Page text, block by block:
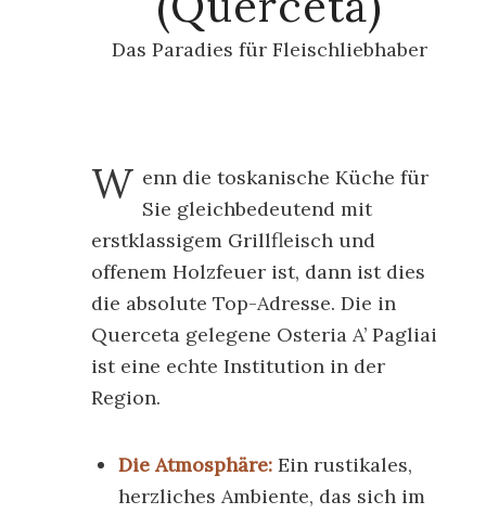
Das Paradies für Fleischliebhaber
W enn die toskanische Küche für
Sie gleichbedeutend mit
erstklassigem Grillfleisch und
offenem Holzfeuer ist, dann ist dies
die absolute Top-Adresse. Die in
Querceta gelegene Osteria A’ Pagliai
ist eine echte Institution in der
Region.
Die Atmosphäre:Ein rustikales,
herzliches Ambiente, das sich im